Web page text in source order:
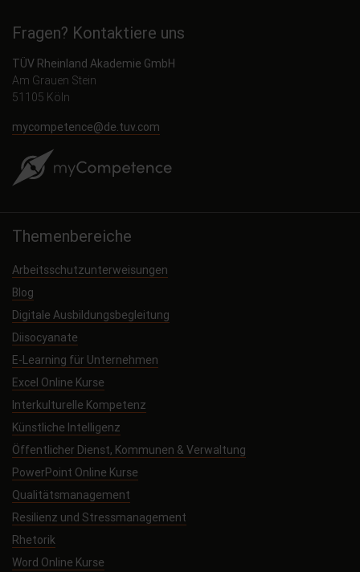
Fragen? Kontaktiere uns
TÜV Rheinland Akademie GmbH
Am Grauen Stein
51105 Köln
mycompetence@de.tuv.com
Themenbereiche
Arbeitsschutzunterweisungen
Blog
Digitale Ausbildungsbegleitung
Diisocyanate
E-Learning für Unternehmen
Excel Online Kurse
Interkulturelle Kompetenz
Künstliche Intelligenz
Öffentlicher Dienst, Kommunen & Verwaltung
PowerPoint Online Kurse
Qualitätsmanagement
Resilienz und Stressmanagement
Rhetorik
Word Online Kurse